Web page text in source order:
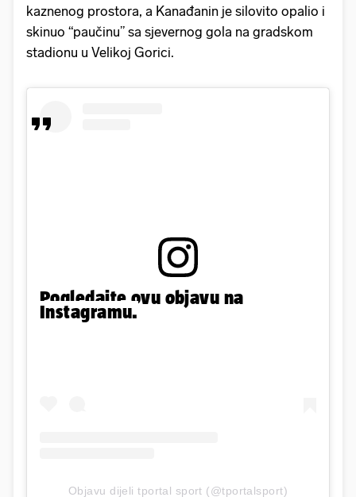
kaznenog prostora, a Kanađanin je silovito opalio i
skinuo “paučinu” sa sjevernog gola na gradskom
stadionu u Velikoj Gorici.
Pogledajte ovu objavu na
Instagramu.
Objavu dijeli tportal sport (@tportalsport)